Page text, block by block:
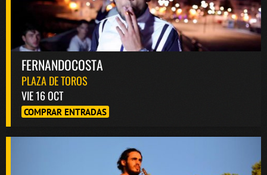
FERNANDOCOSTA
PLAZA DE TOROS
VIE 16 OCT
COMPRAR ENTRADAS